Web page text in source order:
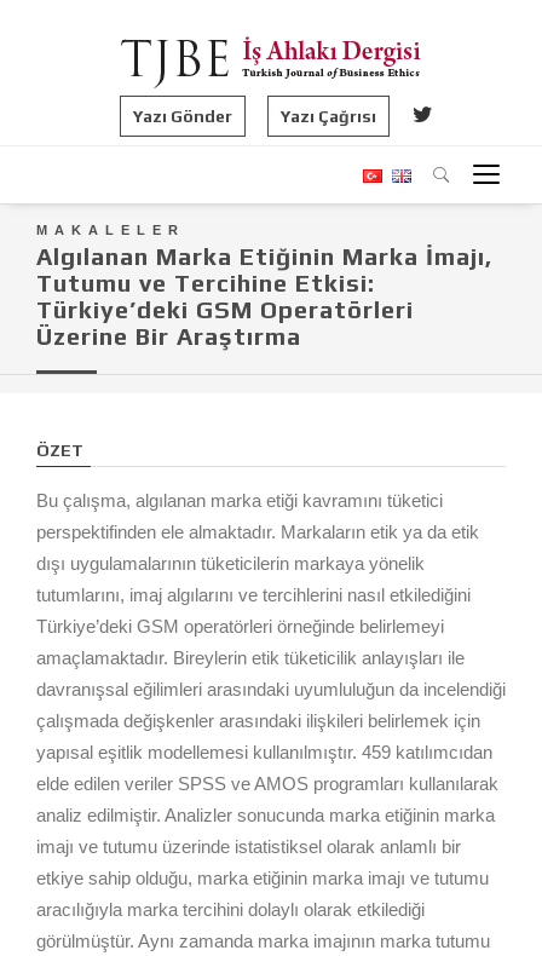
Yazı Gönder Yazı Çağrısı
MAKALELER
Algılanan Marka Etiğinin Marka İmajı,
Tutumu ve Tercihine Etkisi:
Türkiye’deki GSM Operatörleri
Üzerine Bir Araştırma
ÖZET
Bu çalışma, algılanan marka etiği kavramını tüketici
perspektifinden ele almaktadır. Markaların etik ya da etik
dışı uygulamalarının tüketicilerin markaya yönelik
tutumlarını, imaj algılarını ve tercihlerini nasıl etkilediğini
Türkiye’deki GSM operatörleri örneğinde belirlemeyi
amaçlamaktadır. Bireylerin etik tüketicilik anlayışları ile
davranışsal eğilimleri arasındaki uyumluluğun da incelendiği
çalışmada değişkenler arasındaki ilişkileri belirlemek için
yapısal eşitlik modellemesi kullanılmıştır. 459 katılımcıdan
elde edilen veriler SPSS ve AMOS programları kullanılarak
analiz edilmiştir. Analizler sonucunda marka etiğinin marka
imajı ve tutumu üzerinde istatistiksel olarak anlamlı bir
etkiye sahip olduğu, marka etiğinin marka imajı ve tutumu
aracılığıyla marka tercihini dolaylı olarak etkilediği
görülmüştür. Aynı zamanda marka imajının marka tutumu